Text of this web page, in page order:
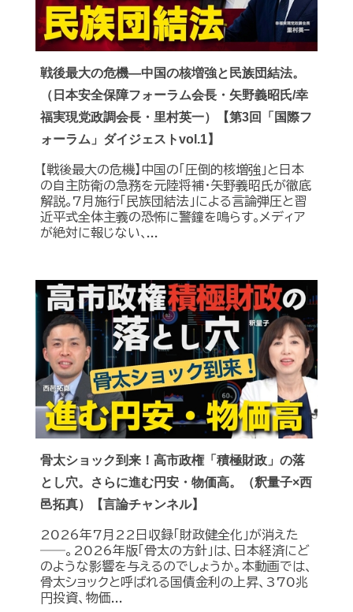
戦後最大の危機―中国の核増強と民族団結法。
（日本安全保障フォーラム会長・矢野義昭氏/幸
福実現党政調会長・里村英一）【第3回「国際フ
ォーラム」ダイジェストvol.1】
【戦後最大の危機】中国の｢圧倒的核増強｣と日本
の自主防衛の急務を元陸将補・矢野義昭氏が徹底
解説｡7月施行｢民族団結法｣による言論弾圧と習
近平式全体主義の恐怖に警鐘を鳴らす｡メディア
が絶対に報じない､...
骨太ショック到来！高市政権「積極財政」の落
とし穴。さらに進む円安・物価高。（釈量子×西
邑拓真）【言論チャンネル】
2026年7月22日収録「財政健全化」が消えた
――。2026年版「骨太の方針」は、日本経済にど
のような影響を与えるのでしょうか。本動画では、
骨太ショックと呼ばれる国債金利の上昇、370兆
円投資、物価...